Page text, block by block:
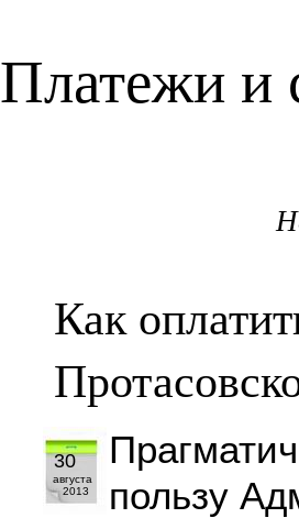
Платежи и
Как
30
августа
2013
пользу